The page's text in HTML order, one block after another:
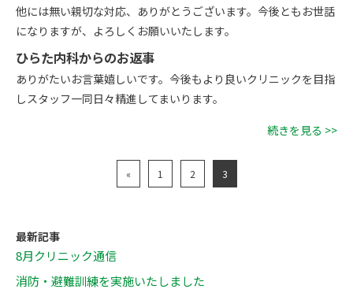
他には無い親切な対応、ありがとうございます。今後ともお世話
になりますが、よろしくお願いいたします。
ひらた内科からのお返事
ありがたいお言葉嬉しいです。今後もより良いクリニックを目指
しスタッフ一同日々精進してまいります。
続きを見る >>
« 1 2 3
最新記事
8月クリニック通信
消防・避難訓練を実施いたしました